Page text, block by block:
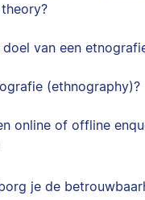
van een
(ethnography)?
online of offline
je de